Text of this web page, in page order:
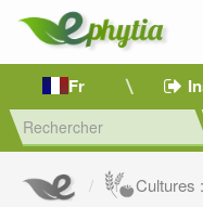
Fr
Cultures